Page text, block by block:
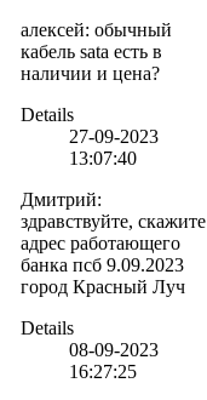
алексей: обычный
кабель sata есть в
наличии и цена?
Details
27-09-2023
13:07:40
Дмитрий:
здравствуйте, скажите
адрес работающего
банка псб 9.09.2023
город Красный Луч
Details
08-09-2023
16:27:25